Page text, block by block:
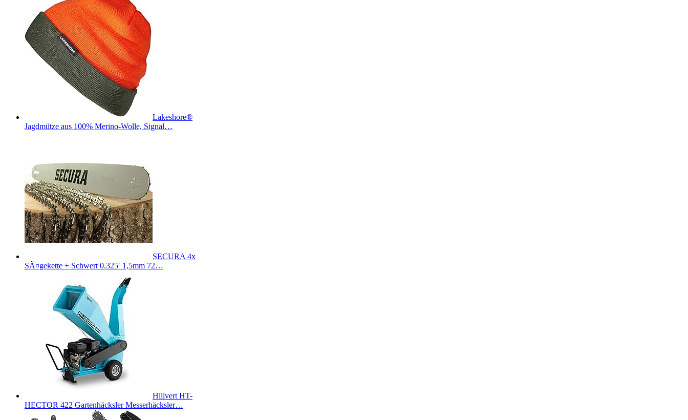
Lakeshore®
Jagdmütze aus 100% Merino-Wolle, Signal…
SECURA 4x
SÃ¤gekette + Schwert 0.325′ 1,5mm 72…
Hillvert HT-
HECTOR 422 Gartenhäcksler Messerhäcksler…